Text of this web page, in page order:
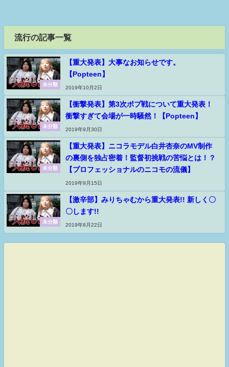
流行の記事一覧
未分類
【重大発表】大事なお知らせです。
【Popteen】
2019年10月2日
未分類
【衝撃発表】第3次ポプ戦について重大発表！
衝撃すぎて会場が一時騒然！【Popteen】
2019年9月30日
未分類
【重大発表】ニコラモデル白井杏奈のMV制作
の裏側を独占密着！監督初挑戦の苦悩とは！？
【プロフェッショナルのニコモの流儀】
2019年9月15日
未分類
【激辛部】みりちゃむから重大発表!! 新しく〇
〇します!!
2019年8月22日